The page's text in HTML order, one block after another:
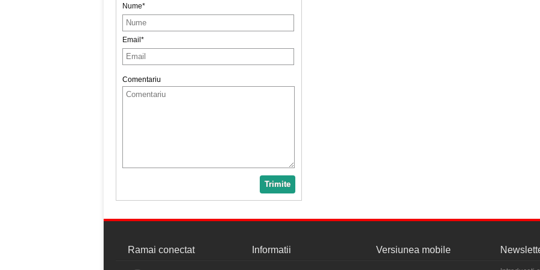
Nume*
Email*
Comentariu
Trimite
Ramai conectat Informatii Versiunea mobile